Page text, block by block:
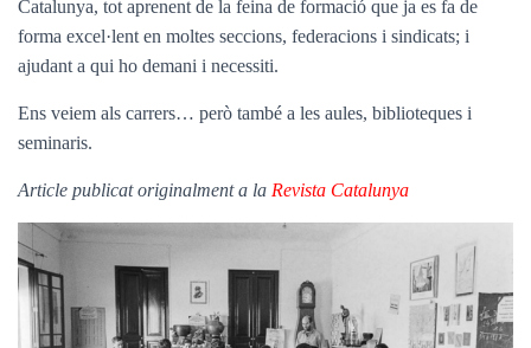
Catalunya, tot aprenent de la feina de formació que ja es fa de
forma excel·lent en moltes seccions, federacions i sindicats; i
ajudant a qui ho demani i necessiti.
Ens veiem als carrers… però també a les aules, biblioteques i
seminaris.
Article publicat originalment a la Revista Catalunya